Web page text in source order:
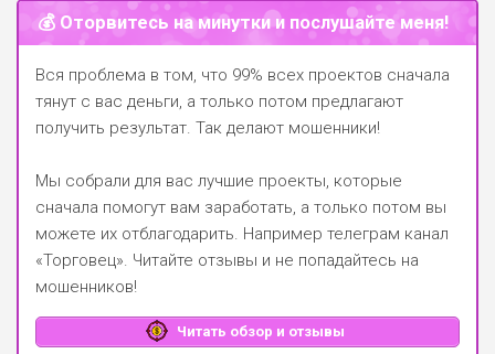
💰 Оторвитесь на минутки и послушайте меня!
Вся проблема в том, что 99% всех проектов сначала
тянут с вас деньги, а только потом предлагают
получить результат. Так делают мошенники!
Мы собрали для вас лучшие проекты, которые
сначала помогут вам заработать, а только потом вы
можете их отблагодарить. Например телеграм канал
«Торговец». Читайте отзывы и не попадайтесь на
мошенников!
Читать обзор и отзывы